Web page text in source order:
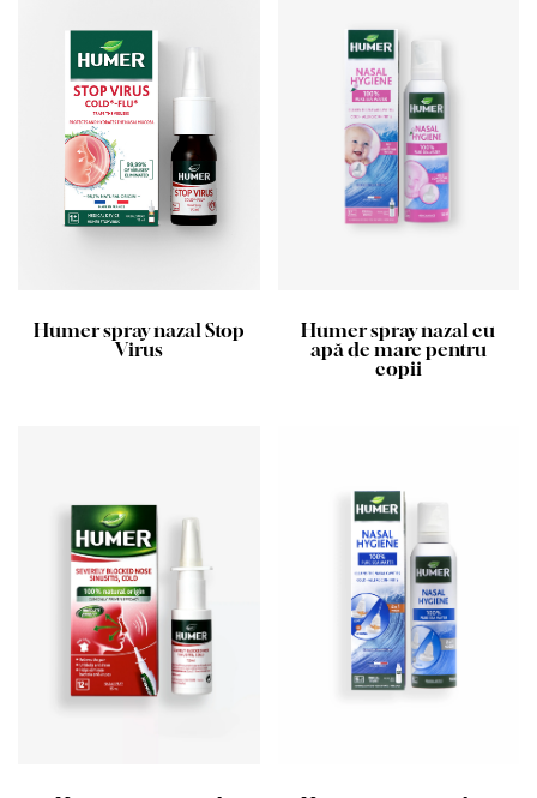
Humer spray nazal Stop
Virus
Humer spray nazal cu
apă de mare pentru
copii